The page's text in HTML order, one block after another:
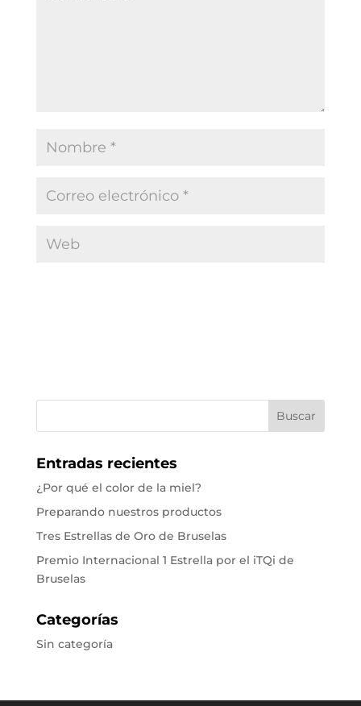
Entradas recientes
¿Por qué el color de la miel?
Preparando nuestros productos
Tres Estrellas de Oro de Bruselas
Premio Internacional 1 Estrella por el iTQi de
Bruselas
Categorías
Sin categoría